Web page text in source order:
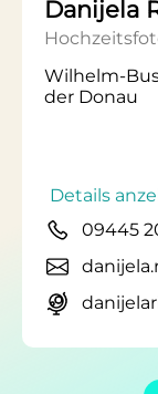
Danijela
Wilhelm-
der Donau
Details
09445